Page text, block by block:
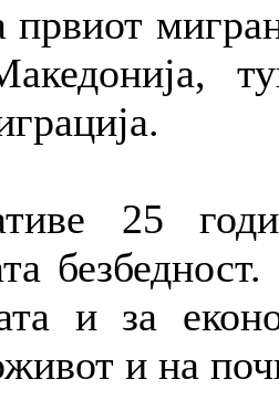
првиот
25
и за
и на